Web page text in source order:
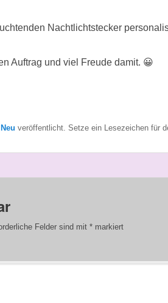
Nachtlichtstecker
Auftrag und viel Freude damit. 😀
Neu veröffentlicht. Setze ein Lesezeichen für
Felder sind mit * markiert